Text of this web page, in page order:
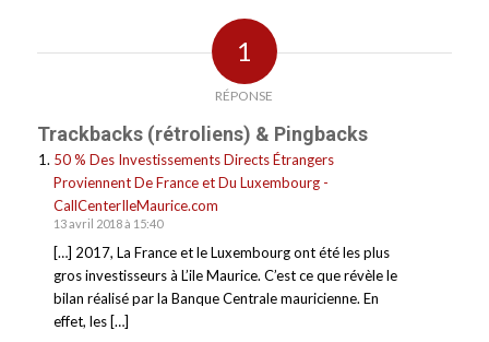
1
RÉPONSE
Trackbacks (rétroliens) & Pingbacks
50 % Des Investissements Directs Étrangers
Proviennent De France et Du Luxembourg -
CallCenterIleMaurice.com
13 avril 2018 à 15:40
[…] 2017, La France et le Luxembourg ont été les plus
gros investisseurs à L’ile Maurice. C’est ce que révèle le
bilan réalisé par la Banque Centrale mauricienne. En
effet, les […]